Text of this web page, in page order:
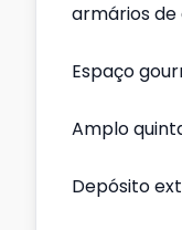
armários de
Espaço
Amplo
Depósito